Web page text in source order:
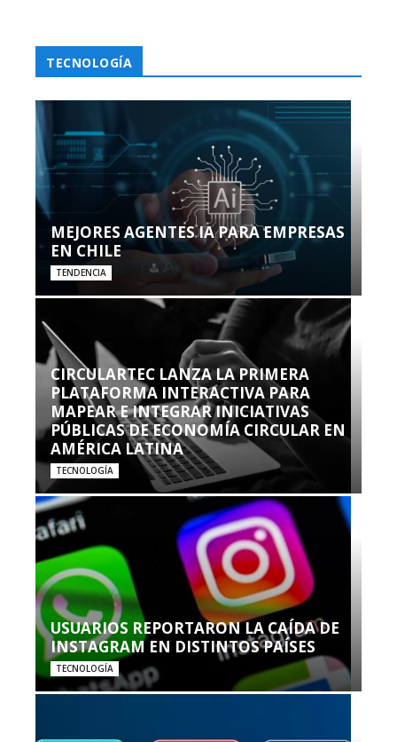
TECNOLOGÍA
MEJORES AGENTES IA PARA EMPRESAS
EN CHILE
TENDENCIA
CIRCULARTEC LANZA LA PRIMERA
PLATAFORMA INTERACTIVA PARA
MAPEAR E INTEGRAR INICIATIVAS
PÚBLICAS DE ECONOMÍA CIRCULAR EN
AMÉRICA LATINA
TECNOLOGÍA
USUARIOS REPORTARON LA CAÍDA DE
INSTAGRAM EN DISTINTOS PAÍSES
TECNOLOGÍA